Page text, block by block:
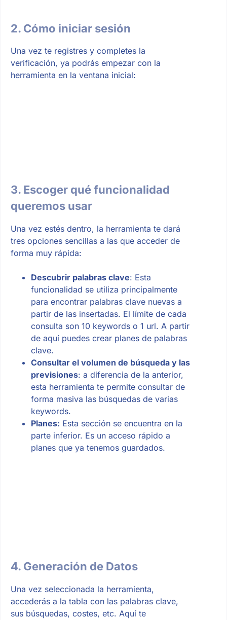
2. Cómo iniciar sesión
Una vez te registres y completes la
verificación, ya podrás empezar con la
herramienta en la ventana inicial:
3. Escoger qué funcionalidad
queremos usar
Una vez estés dentro, la herramienta te dará
tres opciones sencillas a las que acceder de
forma muy rápida:
Descubrir palabras clave: Esta
funcionalidad se utiliza principalmente
para encontrar palabras clave nuevas a
partir de las insertadas. El límite de cada
consulta son 10 keywords o 1 url. A partir
de aquí puedes crear planes de palabras
clave.
Consultar el volumen de búsqueda y las
previsiones: a diferencia de la anterior,
esta herramienta te permite consultar de
forma masiva las búsquedas de varias
keywords.
Planes: Esta sección se encuentra en la
parte inferior. Es un acceso rápido a
planes que ya tenemos guardados.
4. Generación de Datos
Una vez seleccionada la herramienta,
accederás a la tabla con las palabras clave,
sus búsquedas, costes, etc. Aquí te